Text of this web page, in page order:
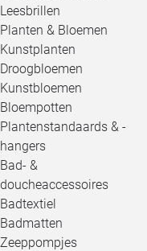
Leesbrillen
Planten & Bloemen
Kunstplanten
Droogbloemen
Kunstbloemen
Bloempotten
Plantenstandaards & -
hangers
Bad- &
doucheaccessoires
Badtextiel
Badmatten
Zeeppompjes